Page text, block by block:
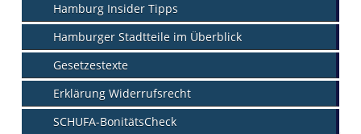
Hamburg Insider Tipps
Hamburger Stadtteile im Überblick
Gesetzestexte
Erklärung Widerrufsrecht
SCHUFA-BonitätsCheck